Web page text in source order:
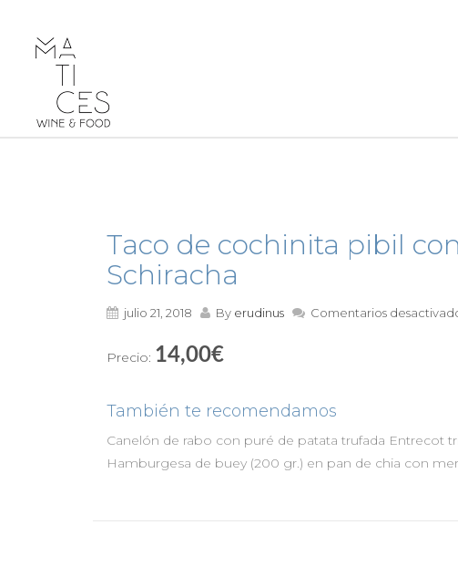
Taco de cochinita pibil
Schiracha
julio 21, 2018 By erudinus Comentarios
Precio: 14,00€
También te recomendamos
Canelón de rabo con puré de patata trufada Entrecot
Hamburgesa de buey (200 gr.) en pan de chia con